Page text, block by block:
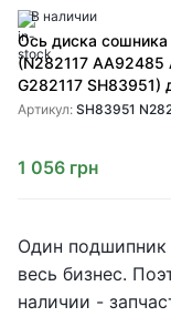
В наличии
Ось диска сошника
(N282117 AA92485
G282117 SH83951)
зерновых сеялок
Артикул: SH83951
1 056 грн
Один подшипник
весь бизнес.
наличии -